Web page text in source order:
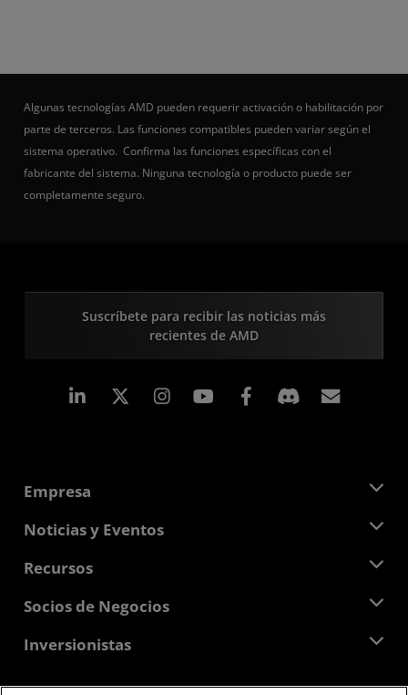
Algunas tecnologías AMD pueden requerir activación o habilitación por
parte de terceros. Las funciones compatibles pueden variar según el
sistema operativo. Confirma las funciones específicas con el
fabricante del sistema. Ninguna tecnología o producto puede ser
completamente seguro.
Suscríbete para recibir las noticias más
recientes de AMD
LinkedIn Instagram Facebook
Empresa
Acerca de AMD
Responsabilidad corporativa
Carreras profesionales
Contáctanos
Noticias y Eventos
Sala de prensa
Biblioteca multimedia
Recursos
Centro para desarrolladores
Casos de Estudio
Socios de Negocios
Centro para socios de AMD
Programa universitario AMD
Inversionistas